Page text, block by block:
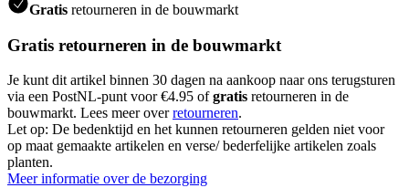
Gratis retourneren in de bouwmarkt
Gratis retourneren in de bouwmarkt
Je kunt dit artikel binnen 30 dagen na aankoop naar ons terugsturen
via een PostNL-punt voor €4.95 ofgratis retourneren in de
bouwmarkt. Lees meer overretourneren.
Let op: De bedenktijd en het kunnen retourneren gelden niet voor
op maat gemaakte artikelen en verse/ bederfelijke artikelen zoals
planten.
Meer informatie over de bezorging